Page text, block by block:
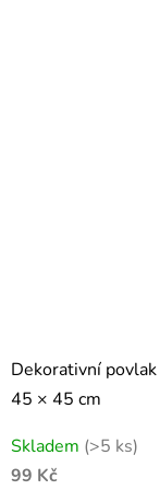
Dekorativní
45 × 45 cm
Skladem (>5 ks)
99 Kč